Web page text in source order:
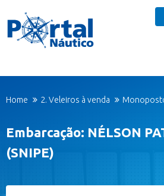
Home 2. Veleiros à venda
Embarcação: NÉLSON
(SNIPE)